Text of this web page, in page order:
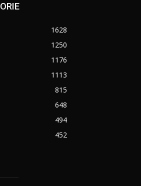
1628
1250
1176
1113
815
648
494
452